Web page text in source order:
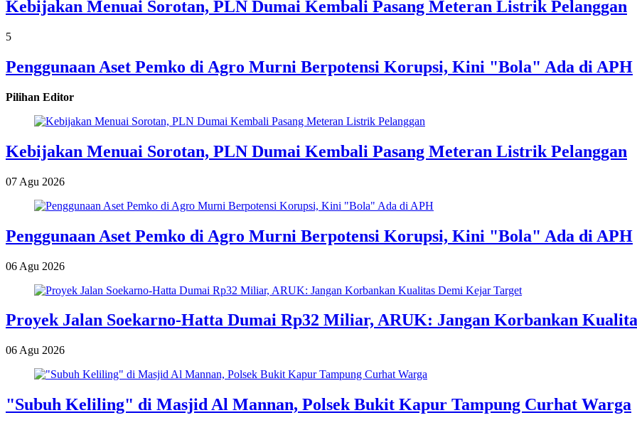
Kebijakan Menuai Sorotan, PLN Dumai Kembali Pasang Meteran Listrik Pelanggan
5
Penggunaan Aset Pemko di Agro Murni Berpotensi Korupsi, Kini "Bola" Ada di APH
Pilihan Editor
Kebijakan Menuai Sorotan, PLN Dumai Kembali Pasang Meteran Listrik Pelanggan
07 Agu 2026
Penggunaan Aset Pemko di Agro Murni Berpotensi Korupsi, Kini "Bola" Ada di APH
06 Agu 2026
Proyek Jalan Soekarno-Hatta Dumai Rp32 Miliar, ARUK: Jangan Korbankan
06 Agu 2026
"Subuh Keliling" di Masjid Al Mannan, Polsek Bukit Kapur Tampung Curhat Warga